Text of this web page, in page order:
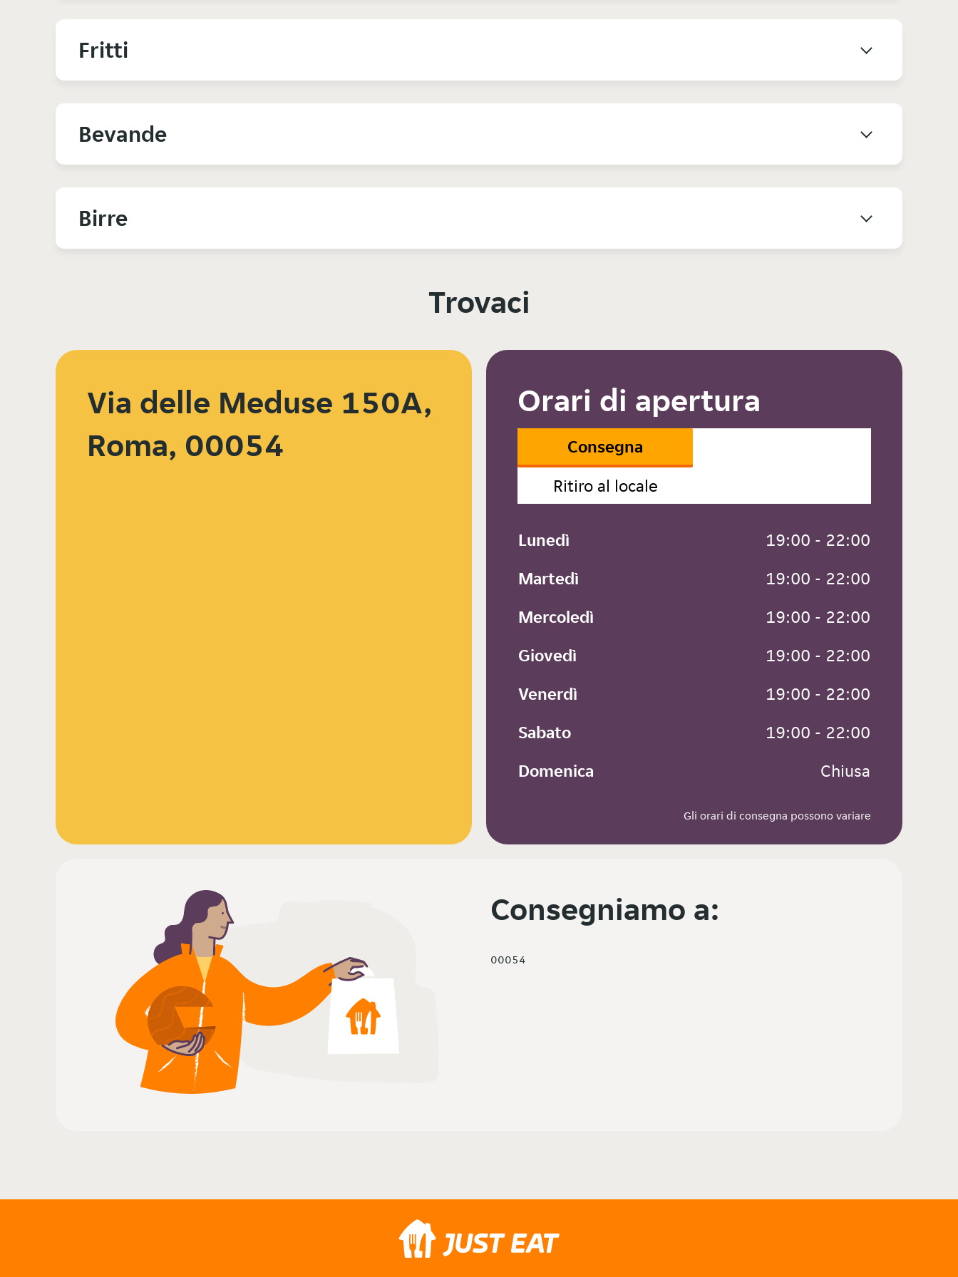
Fritti
Bevande
Birre
Trovaci
Via delle Meduse 150A,
Roma, 00054
Orari di apertura
Consegna
Ritiro al locale
Lunedì
19:00 - 22:00
Martedì
19:00 - 22:00
Mercoledì
19:00 - 22:00
Giovedì
19:00 - 22:00
Venerdì
19:00 - 22:00
Sabato
19:00 - 22:00
Domenica
Chiusa
Gli orari di consegna possono variare
Consegniamo a:
00054